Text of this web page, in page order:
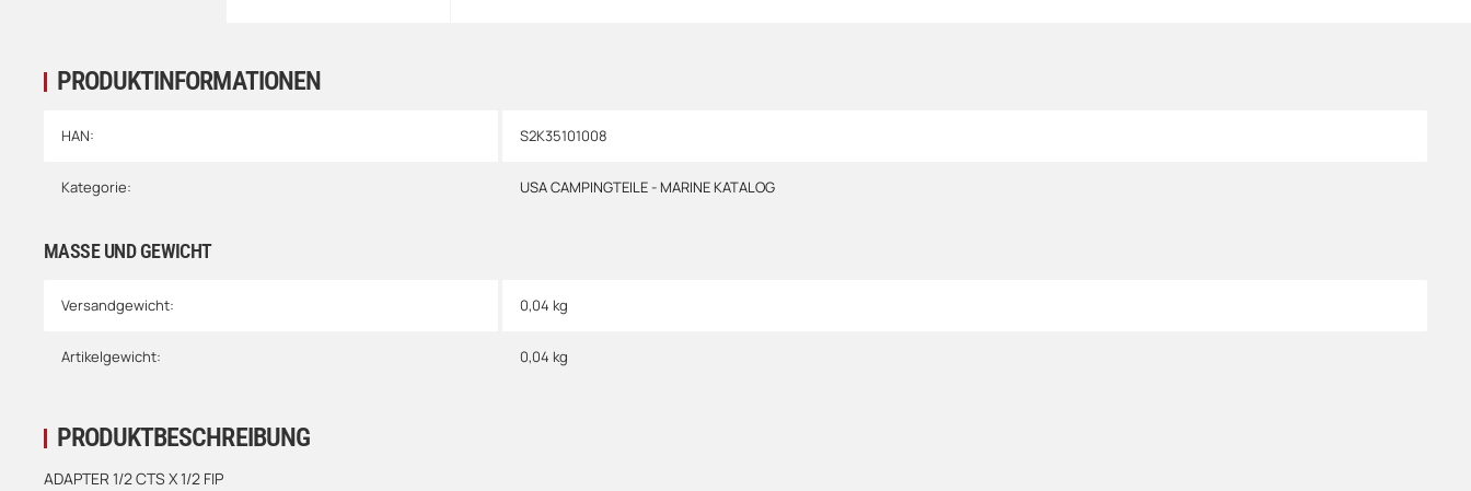
PRODUKTINFORMATIONEN
HAN: S2K35101008
Kategorie: USA CAMPINGTEILE - MARINE KATALOG
MASSE UND GEWICHT
Versandgewicht: 0,04 kg
Artikelgewicht: 0,04 kg
PRODUKTBESCHREIBUNG
ADAPTER 1/2 CTS X 1/2 FIP